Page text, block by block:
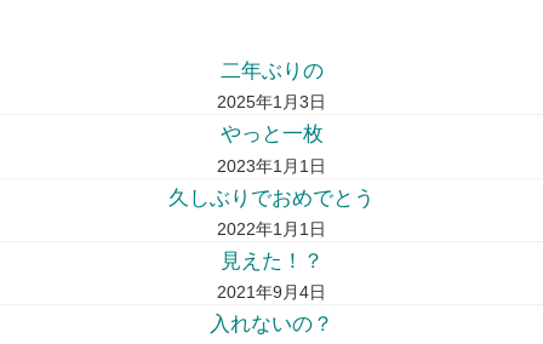
二年ぶりの
2025年1月3日
やっと一枚
2023年1月1日
久しぶりでおめでとう
2022年1月1日
見えた！？
2021年9月4日
入れないの？